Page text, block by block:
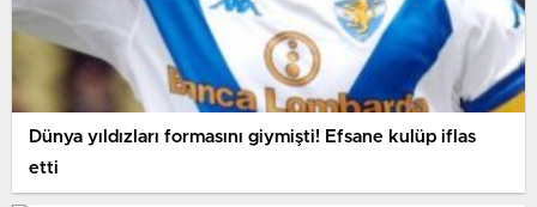
Dünya yıldızları formasını giymişti! Efsane kulüp iflas
etti